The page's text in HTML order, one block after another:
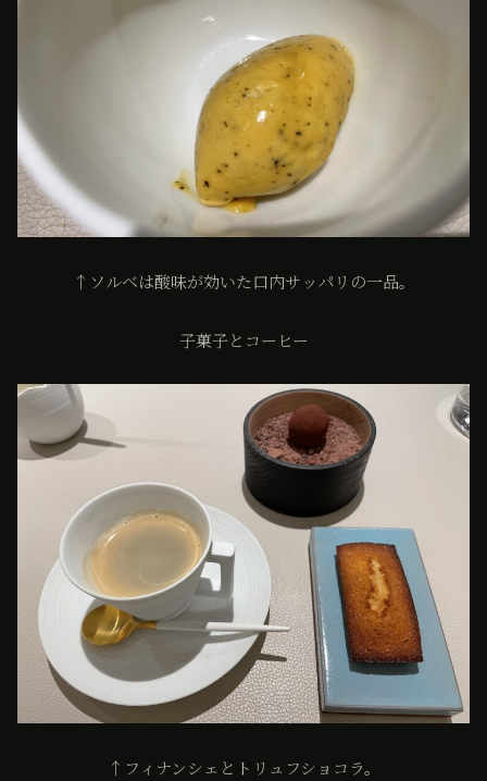
↑ソルベは酸味が効いた口内サッパリの一品。
子菓子とコーヒー
↑フィナンシェとトリュフショコラ。